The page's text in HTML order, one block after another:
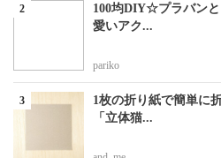
100均DIY☆プラバン
愛いアク...
pariko
1枚の折り紙で簡単に
「立体猫...